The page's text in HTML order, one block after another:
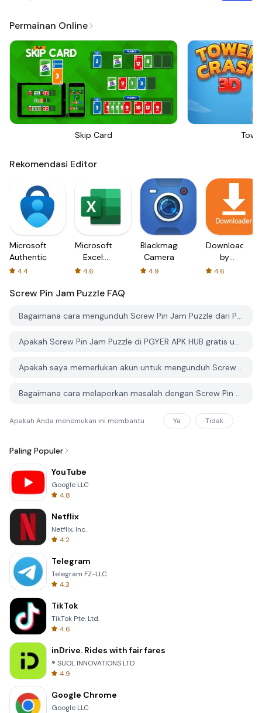
Permainan Online
Skip Card
Rekomendasi Editor
Microsoft
Authenticator
4.4
Microsoft
Excel:
Spreadsheets
4.6
Blackmagic
Camera
4.9
Downloader
by
AFTVnews
4.6
Screw Pin Jam Puzzle FAQ
Bagaimana cara mengunduh Screw Pin Jam Puzzle dari PGYER APK HUB?
Apakah Screw Pin Jam Puzzle di PGYER APK HUB gratis untuk diunduh?
Apakah saya memerlukan akun untuk mengunduh Screw Pin Jam Puzzle dari PGYER APK HUB?
Bagaimana cara melaporkan masalah dengan Screw Pin Jam Puzzle di PGYER APK HUB?
Apakah Anda menemukan ini membantu Ya Tidak
Paling Populer
YouTube
Google LLC
4.8
Netflix
Netflix, Inc.
4.2
Telegram
Telegram FZ-LLC
4.3
TikTok
TikTok Pte. Ltd.
4.6
inDrive. Rides with fair fares
® SUOL INNOVATIONS LTD
4.9
Google Chrome
Google LLC